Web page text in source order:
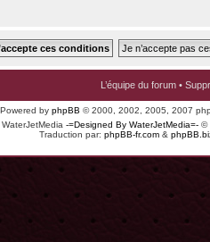
L’équipe du forum •
Powered by phpBB © 2000, 2002, 2005, 2007
-=Designed By WaterJetMedia=- ©
Traduction par: phpBB-fr.com &